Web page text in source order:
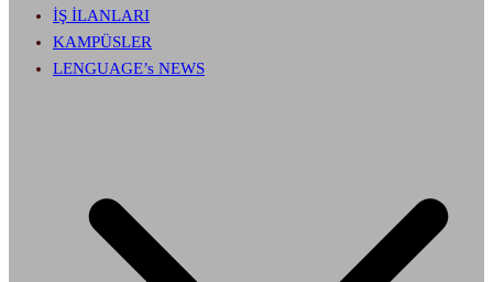
İŞ İLANLARI
KAMPÜSLER
LENGUAGE’s NEWS